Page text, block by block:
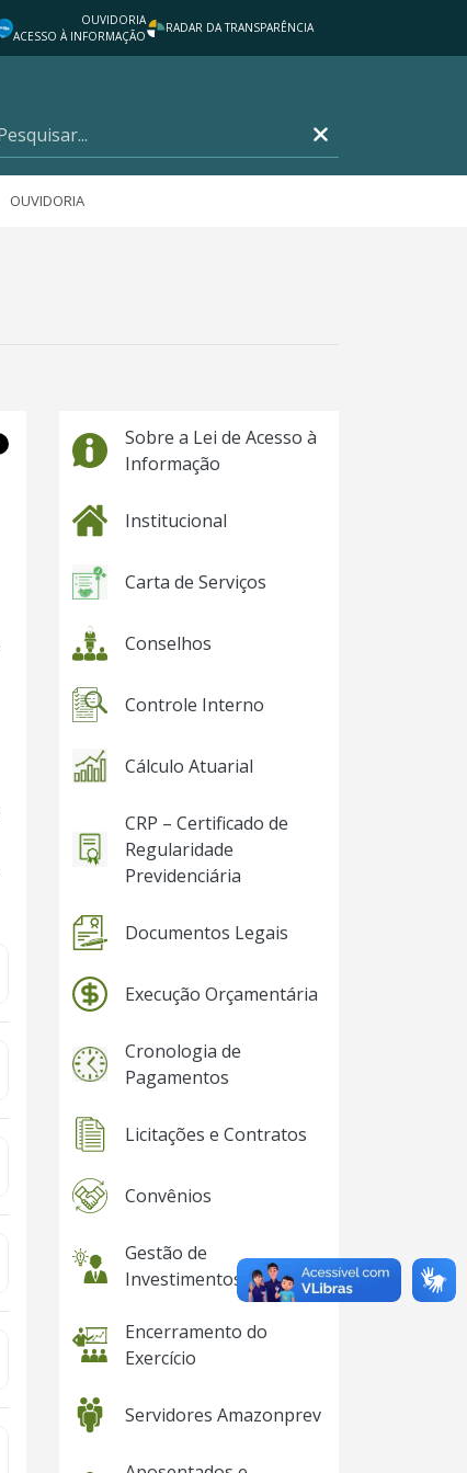
OUVIDORIA
ACESSO À INFORMAÇÃO
RADAR DA TRANSPARÊNCIA
OUVIDORIA
Sobre a Lei de Acesso à
Informação
Institucional
Carta de Serviços
Conselhos
Controle Interno
Cálculo Atuarial
CRP – Certificado de
Regularidade
Previdenciária
Documentos Legais
Execução Orçamentária
Cronologia de
Pagamentos
Licitações e Contratos
Convênios
Gestão de
Investimentos
Encerramento do
Exercício
Servidores Amazonprev